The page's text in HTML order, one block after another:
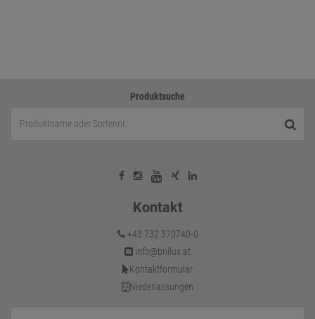
Produktsuche
Kontakt
+43 732 370740-0
info@brillux.at
Kontaktformular
Niederlassungen